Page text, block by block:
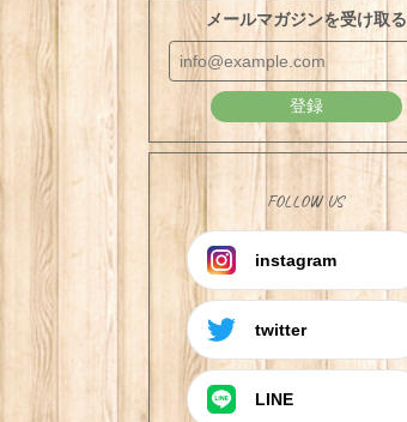
メールマガジンを受け取る
登録
FOLLOW US
instagram
twitter
LINE